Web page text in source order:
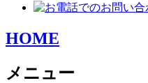
HOME
メニュー